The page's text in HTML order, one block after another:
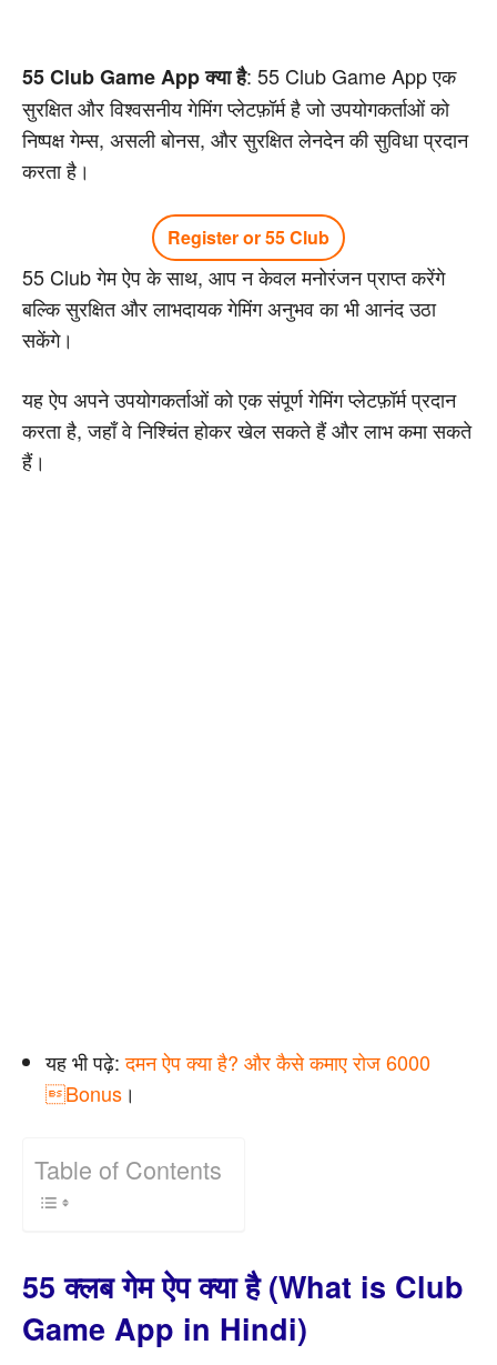
55 Club Game App क्या है: 55 Club Game App एक
सुरक्षित और विश्वसनीय गेमिंग प्लेटफ़ॉर्म है जो उपयोगकर्ताओं को
निष्पक्ष गेम्स, असली बोनस, और सुरक्षित लेनदेन की सुविधा प्रदान
करता है।
Register or 55 Club
55 Club गेम ऐप के साथ, आप न केवल मनोरंजन प्राप्त करेंगे
बल्कि सुरक्षित और लाभदायक गेमिंग अनुभव का भी आनंद उठा
सकेंगे।
यह ऐप अपने उपयोगकर्ताओं को एक संपूर्ण गेमिंग प्लेटफ़ॉर्म प्रदान
करता है, जहाँ वे निश्चिंत होकर खेल सकते हैं और लाभ कमा सकते
हैं।
यह भी पढ़े:दमन ऐप क्या है? और कैसे कमाए रोज 6000
Bonus ।
Table of Contents
55 क्लब गेम ऐप क्या है (What is Club
Game App in Hindi)